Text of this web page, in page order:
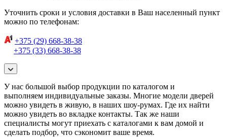
Уточнить сроки и условия доставки в Ваш населенный пункт
можно по телефонам:
+375 (29) 668-38-38
+375 (33) 668-38-38
У нас большой выбор продукции по каталогом и
выполняем индивидуальные заказы. Многие модели дверей
можно увидеть в живую, в наших шоу-румах. Где их найти
можно увидеть во вкладке контакты. Так же наши
специалисты могут приехать с каталогами к вам домой и
сделать подбор, что сэкономит ваше время.